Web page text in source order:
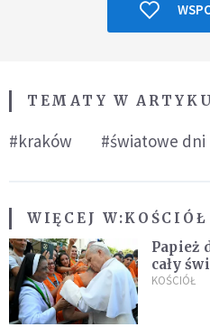
TEMATY W
#kraków #światowe dni
WIĘCEJ W:KOŚCIÓŁ
Papież
cały
nowych
KOŚCIÓŁ